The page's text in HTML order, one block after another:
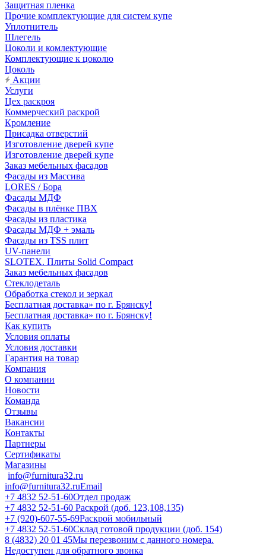
Защитная пленка
Прочие комплектующие для систем купе
Уплотнитель
Шлегель
Цоколи и комлектующие
Комплектующие к цоколю
Цоколь
Акции
Услуги
Цех раскроя
Коммерческий раскрой
Кромление
Присадка отверстий
Изготовление дверей купе
Изготовление дверей купе
Заказ мебельных фасадов
Фасады из Массива
LORES / Бора
Фасады МДФ
Фасады в плёнке ПВХ
Фасады из пластика
Фасады МДФ + эмаль
Фасады из TSS плит
UV-панели
SLOTEX. Плиты Solid Compact
Заказ мебельных фасадов
Стеклодеталь
Обработка стекол и зеркал
Бесплатная доставка» по г. Брянску!
Бесплатная доставка» по г. Брянску!
Как купить
Условия оплаты
Условия доставки
Гарантия на товар
Компания
О компании
Новости
Команда
Отзывы
Вакансии
Контакты
Партнеры
Сертификаты
Магазины
info@furnitura32.ru
info@furnitura32.ruEmail
+7 4832 52-51-60Отдел продаж
+7 4832 52-51-60 Раскрой (доб. 123,108,135)
+7 (920)-607-55-69Раскрой мобильный
+7 4832 52-51-60Склад готовой продукции (доб. 154)
8 (4832) 20 01 45Мы перезвоним с данного номера.
Недоступен для обратного звонка